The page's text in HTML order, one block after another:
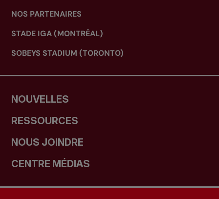
NOS PARTENAIRES
STADE IGA (MONTRÉAL)
SOBEYS STADIUM (TORONTO)
NOUVELLES
RESSOURCES
NOUS JOINDRE
CENTRE MÉDIAS